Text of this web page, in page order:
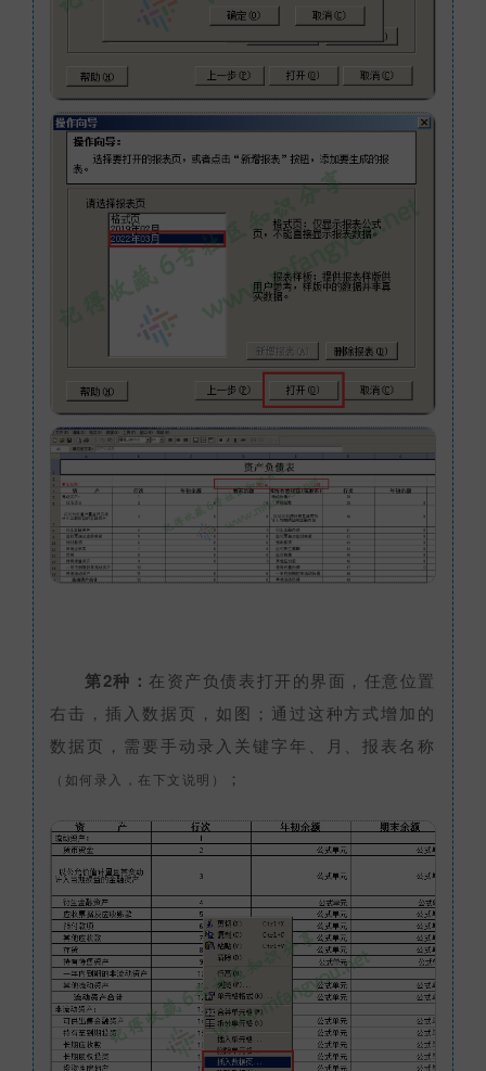
第2种： 在资产负债表打开的界面，任意位置
右击，插入数据页，如图；通过这种方式增加的
数据页，需要手动录入关键字年、月、报表名称
（如何录入，在下文说明） ；